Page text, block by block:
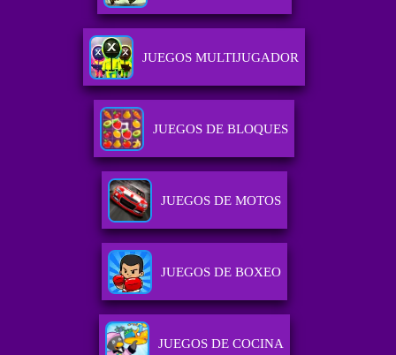
JUEGOS MULTIJUGADOR
JUEGOS DE BLOQUES
JUEGOS DE MOTOS
JUEGOS DE BOXEO
JUEGOS DE COCINA